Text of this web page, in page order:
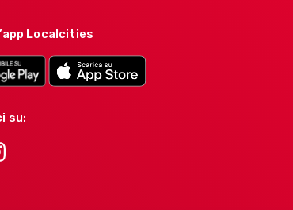
Localcities
su: